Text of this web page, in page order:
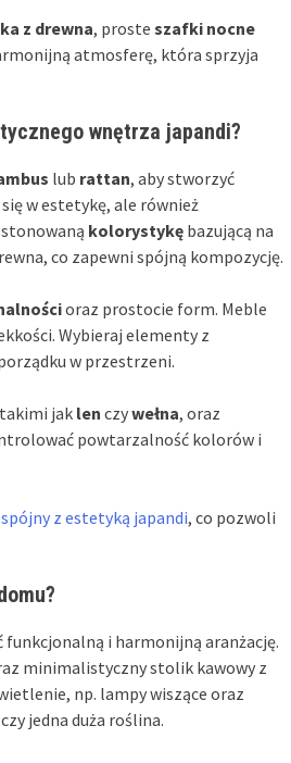
z drewna, proste szafki nocne
atmosferę, która sprzyja
wnętrza japandi?
lub rattan, aby stworzyć
w estetykę, ale również
kolorystykę bazującą na
co zapewni spójną kompozycję.
oraz prostocie form. Meble
Wybieraj elementy z
w przestrzeni.
jak len czywełna, oraz
powtarzalność kolorów i
z estetyką japandi, co pozwoli
funkcjonalną i harmonijną aranżację.
minimalistyczny stolik kawowy z
np. lampy wiszące oraz
jedna duża roślina.